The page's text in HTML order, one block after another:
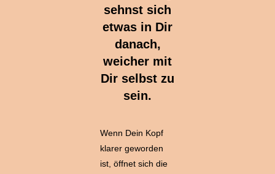
sehnst sich
etwas in Dir
danach,
weicher mit
Dir selbst zu
sein.
Wenn Dein Kopf
klarer geworden
ist, öffnet sich die